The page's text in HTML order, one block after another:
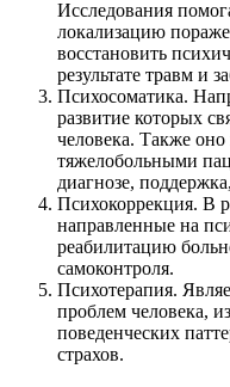
Исследования
локализацию
восстановить
результате травм и
Психосоматика.
развитие которых
человека. Также
тяжелобольными
диагнозе,
Психокоррекция. В
направленные на
реабилитацию
самоконтроля.
Психотерапия.
проблем человека,
поведенческих
страхов.